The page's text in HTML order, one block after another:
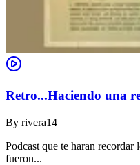
Retro...Haciendo una
By rivera14
Podcast que te haran recordar
fueron...